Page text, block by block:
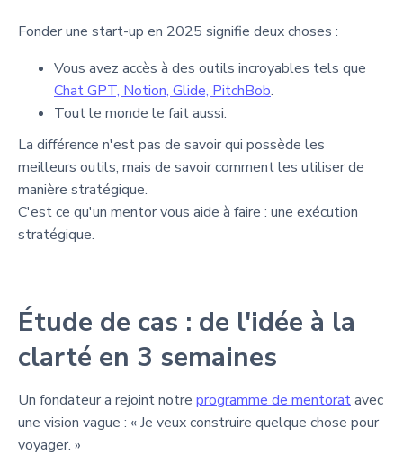
Fonder une start-up en 2025 signifie deux choses :
Vous avez accès à des outils incroyables tels que
Chat GPT, Notion, Glide, PitchBob.
Tout le monde le fait aussi.
La différence n'est pas de savoir qui possède les
meilleurs outils, mais de savoir comment les utiliser de
manière stratégique.
C'est ce qu'un mentor vous aide à faire : une exécution
stratégique.
Étude de cas : de l'idée à la
clarté en 3 semaines
Un fondateur a rejoint notre programme de mentoratavec
une vision vague : « Je veux construire quelque chose pour
voyager. »